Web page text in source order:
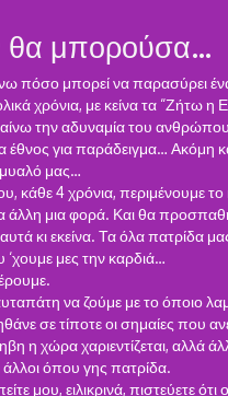
θα μπορούσα…
πόσο μπορεί να παρασύρει
χρόνια, με κείνα τα “Ζήτω
την αδυναμία του
για παράδειγμα… Ακόμη
μας…
κάθε 4 χρόνια,
άλλη μια φορά. Και θα
κι εκείνα. Τα όλα πατρίδα
‘χουμε μες την καρδιά…
αυταπάτη να ζούμε με το όποιο
σε τίποτε οι σημαίες που
η χώρα χαριεντίζεται, αλλά
όπου γης πατρίδα.
μου, ειλικρινά, πιστεύετε